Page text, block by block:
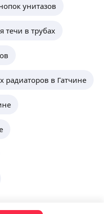
унитазов
течи в трубах
радиаторов в Гатчине